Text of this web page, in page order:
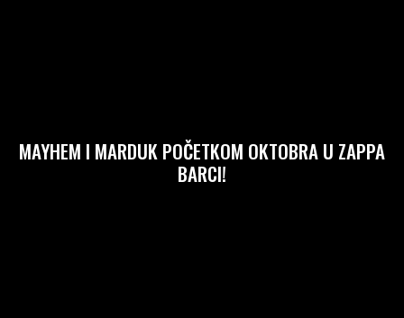
MAYHEM I MARDUK POČETKOM OKTOBRA U ZAPPA
BARCI!